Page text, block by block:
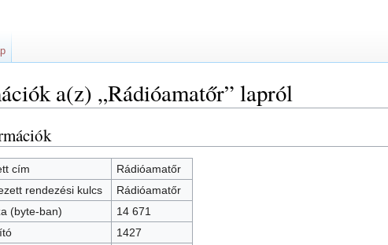
a(z) „Rádióamatőr” lapról
cím
Rádióamatőr
rendezési kulcs
Rádióamatőr
(byte-ban)
14 671
1427